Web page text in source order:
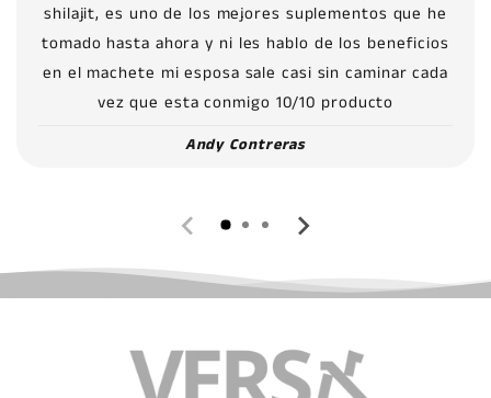
shilajit, es uno de los mejores suplementos que he
tomado hasta ahora y ni les hablo de los beneficios
en el machete mi esposa sale casi sin caminar cada
vez que esta conmigo 10/10 producto
Andy Contreras